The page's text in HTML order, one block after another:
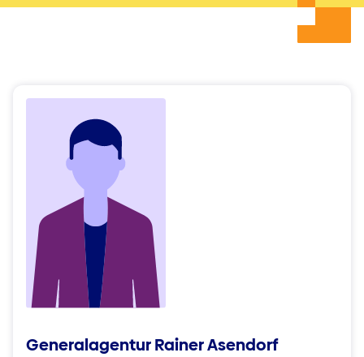
Generalagentur Rainer Asendorf